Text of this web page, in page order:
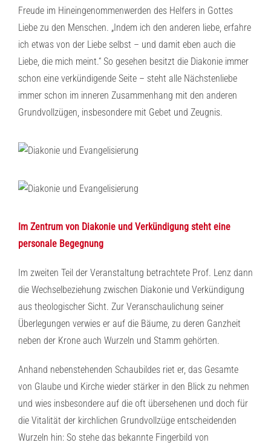
Freude im Hineingenommenwerden des Helfers in Gottes
Liebe zu den Menschen. „Indem ich den anderen liebe, erfahre
ich etwas von der Liebe selbst – und damit eben auch die
Liebe, die mich meint.“ So gesehen besitzt die Diakonie immer
schon eine verkündigende Seite – steht alle Nächstenliebe
immer schon im inneren Zusammenhang mit den anderen
Grundvollzügen, insbesondere mit Gebet und Zeugnis.
Im Zentrum von Diakonie und Verkündigung steht eine
personale Begegnung
Im zweiten Teil der Veranstaltung betrachtete Prof. Lenz dann
die Wechselbeziehung zwischen Diakonie und Verkündigung
aus theologischer Sicht. Zur Veranschaulichung seiner
Überlegungen verwies er auf die Bäume, zu deren Ganzheit
neben der Krone auch Wurzeln und Stamm gehörten.
Anhand nebenstehenden Schaubildes riet er, das Gesamte
von Glaube und Kirche wieder stärker in den Blick zu nehmen
und wies insbesondere auf die oft übersehenen und doch für
die Vitalität der kirchlichen Grundvollzüge entscheidenden
Wurzeln hin: So stehe das bekannte Fingerbild von